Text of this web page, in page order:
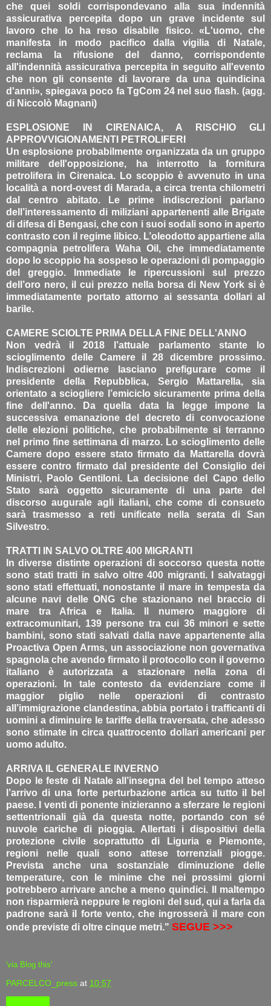
che quei soldi corrispondevano alla sua indennità
assicurativa percepita dopo un grave incidente sul
lavoro che lo ha reso disabile fisico. «L'uomo, che
manifesta in modo pacifico dalla vigilia di Natale,
reclama la rifusione del danno, corrispondente
all'indennità assicurativa percepita in seguito all'evento
che non gli consente di lavorare da una quindicina
d'anni», spiegava poco fa TgCom 24 nel suo flash. (agg.
di Niccolò Magnani)
ESPLOSIONE IN CIRENAICA, A RISCHIO GLI
APPROVVIGIONAMENTI PETROLIFERI
Un esplosione probabilmente organizzata da un gruppo
militare dell'opposizione, ha interrotto la fornitura
petrolifera in Cirenaica. Lo scoppio è avvenuto in una
località a nord-ovest di Marada, a circa trenta chilometri
dal centro abitato. Le prime indiscrezioni parlano
dell’interessamento di miliziani appartenenti alle Brigate
di difesa di Bengasi, che con i suoi sodali sono in aperto
contrasto con il regime libico. L’oleodotto appartiene alla
compagnia petrolifera Waha Oil, che immediatamente
dopo lo scoppio ha sospeso le operazioni di pompaggio
del greggio. Immediate le ripercussioni sul prezzo
dell’oro nero, il cui prezzo nella borsa di New York si è
immediatamente portato attorno ai sessanta dollari al
barile.
CAMERE SCIOLTE PRIMA DELLA FINE DELL'ANNO
Non vedrà il 2018 l’attuale parlamento stante lo
scioglimento delle Camere il 28 dicembre prossimo.
Indiscrezioni odierne lasciano prefigurare come il
presidente della Repubblica, Sergio Mattarella, sia
orientato a sciogliere l’emiciclo sicuramente prima della
fine dell'anno. Da quella data la legge impone la
successiva emanazione del decreto di convocazione
delle elezioni politiche, che probabilmente si terranno
nel primo fine settimana di marzo. Lo scioglimento delle
Camere dopo essere stato firmato da Mattarella dovrà
essere contro firmato dal presidente del Consiglio dei
Ministri, Paolo Gentiloni. La decisione del Capo dello
Stato sarà oggetto sicuramente di una parte del
discorso augurale agli italiani, che come di consueto
sarà trasmesso a reti unificate nella serata di San
Silvestro.
TRATTI IN SALVO OLTRE 400 MIGRANTI
In diverse distinte operazioni di soccorso questa notte
sono stati tratti in salvo oltre 400 migranti. I salvataggi
sono stati effettuati, nonostante il mare in tempesta da
alcune navi delle ONG che stazionano nel braccio di
mare tra Africa e Italia. Il numero maggiore di
extracomunitari, 139 persone tra cui 36 minori e sette
bambini, sono stati salvati dalla nave appartenente alla
Proactiva Open Arms, un associazione non governativa
spagnola che avendo firmato il protocollo con il governo
italiano è autorizzata a stazionare nella zona di
operazioni. In tale contesto da evidenziare come il
maggior piglio nelle operazioni di contrasto
all’immigrazione clandestina, abbia portato i trafficanti di
uomini a diminuire le tariffe della traversata, che adesso
sono stimate in circa quattrocento dollari americani per
uomo adulto.
ARRIVA IL GENERALE INVERNO
Dopo le feste di Natale all’insegna del bel tempo atteso
l’arrivo di una forte perturbazione artica su tutto il bel
paese. I venti di ponente inizieranno a sferzare le regioni
settentrionali già da questa notte, portando con sé
nuvole cariche di pioggia. Allertati i dispositivi della
protezione civile soprattutto di Liguria e Piemonte,
regioni nelle quali sono attese torrenziali piogge.
Prevista anche una sostanziale diminuzione delle
temperature, con le minime che nei prossimi giorni
potrebbero arrivare anche a meno quindici. Il maltempo
non risparmierà neppure le regioni del sud, qui a farla da
padrone sarà il forte vento, che ingrosserà il mare con
onde previste di oltre cinque metri." SEGUE >>>
'via Blog this'
PARCELCO_press at 10:57